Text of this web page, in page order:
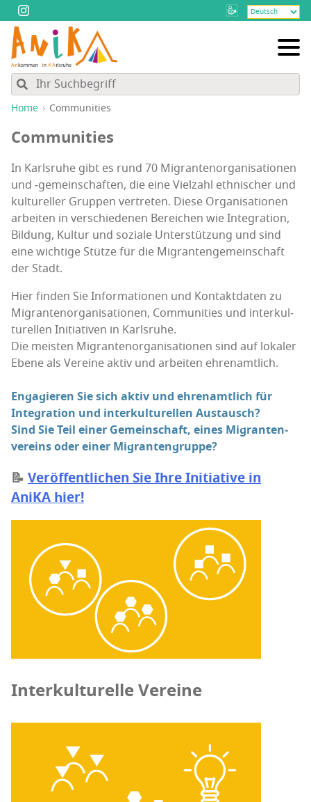
Home Com­mu­ni­ties
Com­mu­ni­ties
In Karls­ru­he gibt es rund 70 Migran­ten­or­ga­ni­sa­tio­nen
und ‑gemein­schaf­ten, die eine Viel­zahl eth­ni­scher und
kul­tu­rel­ler Grup­pen ver­tre­ten. Die­se Orga­ni­sa­tio­nen
arbei­ten in ver­schie­de­nen Berei­chen wie Inte­gra­ti­on,
Bil­dung, Kul­tur und sozia­le Unter­stüt­zung und sind
eine wich­ti­ge Stüt­ze für die Migran­ten­ge­mein­schaft
der Stadt.
Hier fin­den Sie Infor­ma­tio­nen und Kon­takt­da­ten zu
Migran­ten­or­ga­ni­sa­tio­nen, Com­mu­ni­ties und inter­kul­
tu­rel­len Initia­ti­ven in Karls­ru­he.
Die meis­ten Migran­ten­or­ga­ni­sa­tio­nen sind auf loka­ler
Ebe­ne als Ver­ei­ne aktiv und arbei­ten ehren­amt­lich.
Enga­gie­ren Sie sich aktiv und ehren­amt­lich für
Inte­gra­ti­on und inter­kul­tu­rel­len Aus­tausch?
Sind Sie Teil einer Gemein­schaft, eines Migran­ten­
ver­eins oder einer Migrantengruppe?
📝 Ver­öf­fent­li­chen Sie Ihre Initia­ti­ve in
AniKA hier!
Interkulturelle Vereine